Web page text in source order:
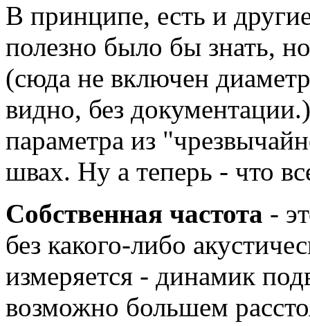
В принципе, есть и
полезно было бы знать,
(сюда не включен
видно, без
параметра из
швах. Ну а теперь - что
Собственная частота -
без какого-либо
измеряется - динамик
возможно большем